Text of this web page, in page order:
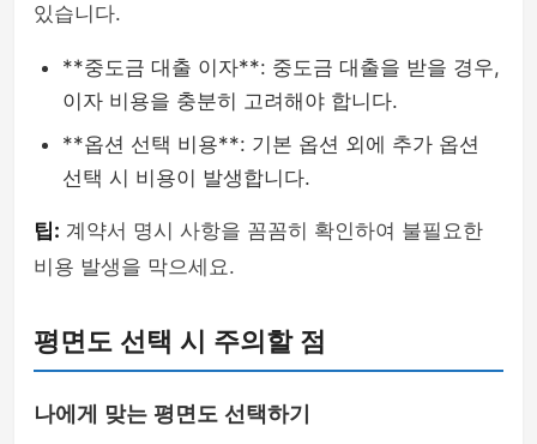
있습니다.
**중도금 대출 이자**: 중도금 대출을 받을 경우,
이자 비용을 충분히 고려해야 합니다.
**옵션 선택 비용**: 기본 옵션 외에 추가 옵션
선택 시 비용이 발생합니다.
팁: 계약서 명시 사항을 꼼꼼히 확인하여 불필요한
비용 발생을 막으세요.
평면도 선택 시 주의할 점
나에게 맞는 평면도 선택하기